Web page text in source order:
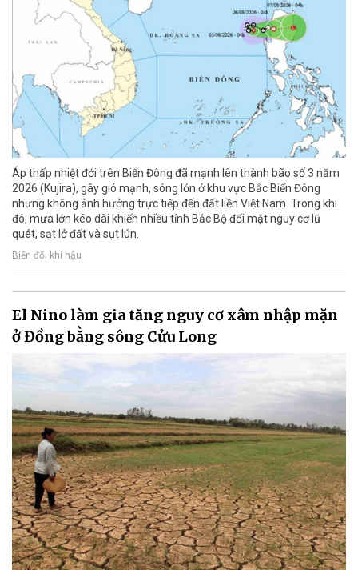
Áp thấp nhiệt đới trên Biển Đông đã mạnh lên thành bão số 3 năm
2026 (Kujira), gây gió mạnh, sóng lớn ở khu vực Bắc Biển Đông
nhưng không ảnh hưởng trực tiếp đến đất liền Việt Nam. Trong khi
đó, mưa lớn kéo dài khiến nhiều tỉnh Bắc Bộ đối mặt nguy cơ lũ
quét, sạt lở đất và sụt lún.
Biến đổi khí hậu
El Nino làm gia tăng nguy cơ xâm nhập mặn
ở Đồng bằng sông Cửu Long